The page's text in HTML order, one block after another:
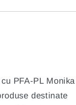
PFA-PL Monika
destinate